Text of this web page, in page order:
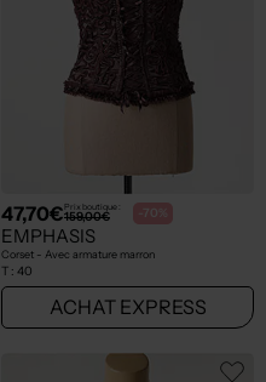
47,70€Prix boutique :
159,00€ -70%
EMPHASIS
Corset - Avec armature marron
T : 40
ACHAT EXPRESS